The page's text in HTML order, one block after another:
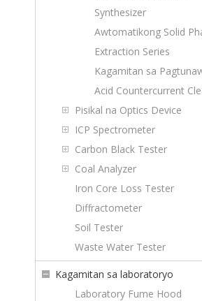
Synthesizer
Awtomatikong Solid
Extraction Series
Kagamitan sa
Acid Countercurrent
Pisikal na Optics Device
ICP Spectrometer
Carbon Black Tester
Coal Analyzer
Iron Core Loss Tester
Diffractometer
Soil Tester
Waste Water Tester
Kagamitan sa laboratoryo
Laboratory Fume Hood